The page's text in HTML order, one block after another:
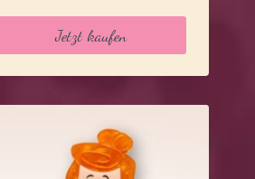
Jetzt kaufen